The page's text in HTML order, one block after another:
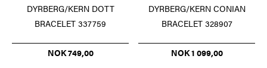
DYRBERG/KERN DOTT
BRACELET 337759
NOK 749,00
DYRBERG/KERN CONIAN
BRACELET 328907
NOK 1 099,00